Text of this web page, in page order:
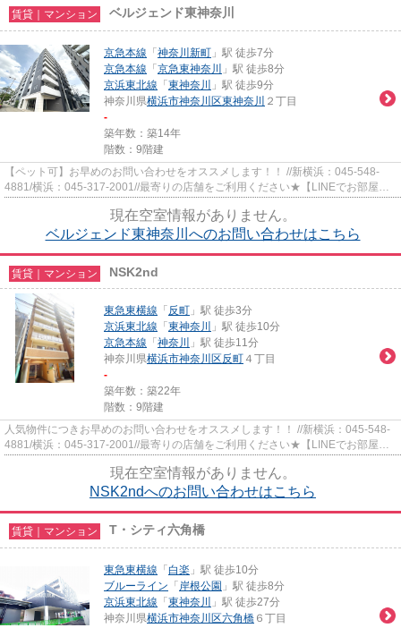
賃貸｜マンション ベルジェンド東神奈川
京急本線 「 神奈川新町 」駅 徒歩7分
京急本線 「 京急東神奈川
」駅 徒歩8分
京浜東北線 「 東神奈川
」駅 徒歩9分
神奈川県横浜市神奈川区東神奈川 ２丁目
-
築年数：築14年
階数：9階建
【ペット可】お早めのお問い合わせをオススメします！！ //新横浜：045-548-
4881/横浜：045-317-2001//最寄りの店舗をご利用ください★【LINEでお部屋探
現在空室情報がありません。
ベルジェンド東神奈川へのお問い合わせはこちら
賃貸｜マンション NSK2nd
東急東横線 「 反町 」駅 徒歩3分
京浜東北線 「 東神奈川
」駅 徒歩10分
京急本線 「 神奈川
」駅 徒歩11分
神奈川県横浜市神奈川区反町 ４丁目
-
築年数：築22年
階数：9階建
人気物件につきお早めのお問い合わせをオススメします！！ //新横浜：045-548-
4881/横浜：045-317-2001//最寄りの店舗をご利用ください★【LINEでお部屋探
現在空室情報がありません。
NSK2ndへのお問い合わせはこちら
賃貸｜マンション T・シティ六角橋
東急東横線 「 白楽 」駅 徒歩10分
ブルーライン 「 岸根公園 」駅 徒歩8分
京浜東北線 「 東神奈川
」駅 徒歩27分
神奈川県横浜市神奈川区六角橋 ６丁目